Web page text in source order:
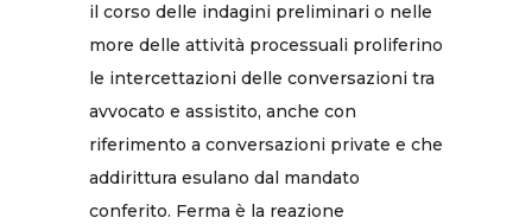
il corso delle indagini preliminari o nelle
more delle attività processuali proliferino
le intercettazioni delle conversazioni tra
avvocato e assistito, anche con
riferimento a conversazioni private e che
addirittura esulano dal mandato
conferito. Ferma è la reazione